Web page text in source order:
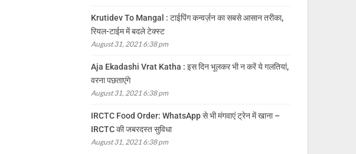
Krutidev To Mangal : टाईपिंग कन्वर्ज़न का सबसे आसान तरीका,
रियल-टाईम में बदले टेक्स्ट
August 31, 2021 6:38 pm
Aja Ekadashi Vrat Katha : इस दिन भूलकर भी न करें ये गलतियां,
वरना पछताएंगे
August 31, 2021 6:38 pm
IRCTC Food Order: WhatsApp से भी मंगवाएं ट्रेन में खाना –
IRCTC की जबरदस्त सुविधा
August 31, 2021 6:38 pm